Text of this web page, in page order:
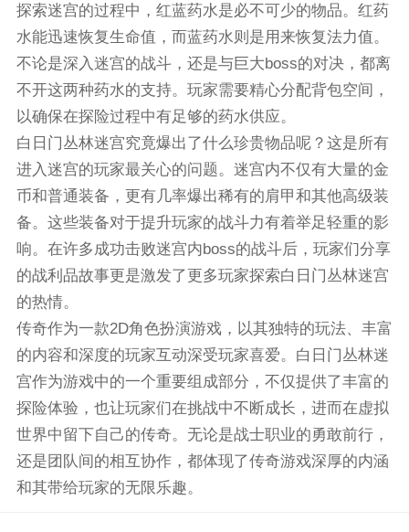
探索迷宫的过程中，红蓝药水是必不可少的物品。红药
水能迅速恢复生命值，而蓝药水则是用来恢复法力值。
不论是深入迷宫的战斗，还是与巨大boss的对决，都离
不开这两种药水的支持。玩家需要精心分配背包空间，
以确保在探险过程中有足够的药水供应。
白日门丛林迷宫究竟爆出了什么珍贵物品呢？这是所有
进入迷宫的玩家最关心的问题。迷宫内不仅有大量的金
币和普通装备，更有几率爆出稀有的肩甲和其他高级装
备。这些装备对于提升玩家的战斗力有着举足轻重的影
响。在许多成功击败迷宫内boss的战斗后，玩家们分享
的战利品故事更是激发了更多玩家探索白日门丛林迷宫
的热情。
传奇作为一款2D角色扮演游戏，以其独特的玩法、丰富
的内容和深度的玩家互动深受玩家喜爱。白日门丛林迷
宫作为游戏中的一个重要组成部分，不仅提供了丰富的
探险体验，也让玩家们在挑战中不断成长，进而在虚拟
世界中留下自己的传奇。无论是战士职业的勇敢前行，
还是团队间的相互协作，都体现了传奇游戏深厚的内涵
和其带给玩家的无限乐趣。